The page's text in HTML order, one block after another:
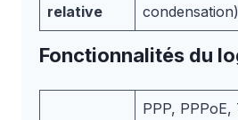
relative
condensation)
Fonctionnalités du
PPP, PPPoE,